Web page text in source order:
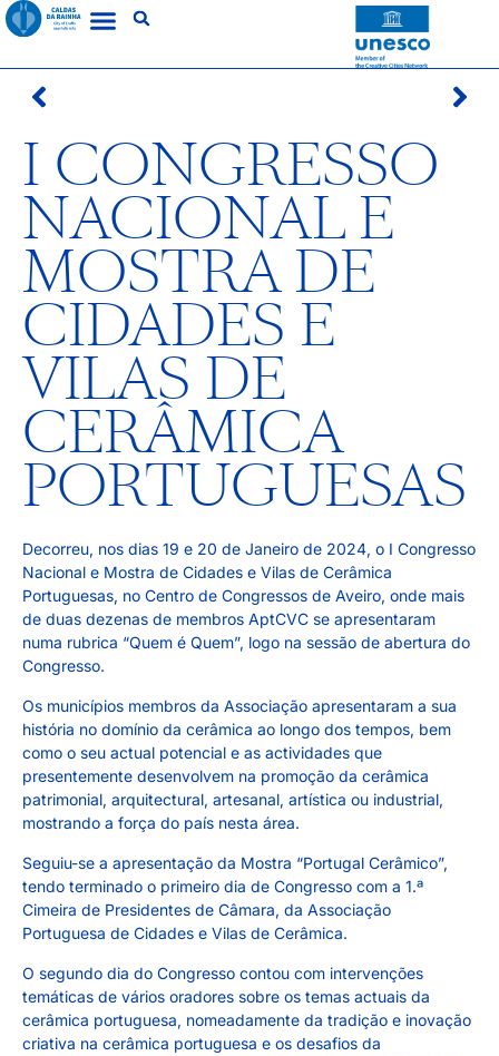
I CONGRESSO
NACIONAL E
MOSTRA DE
CIDADES E
VILAS DE
CERÂMICA
PORTUGUESAS
Decorreu, nos dias 19 e 20 de Janeiro de 2024, o I Congresso
Nacional e Mostra de Cidades e Vilas de Cerâmica
Portuguesas, no Centro de Congressos de Aveiro, onde mais
de duas dezenas de membros AptCVC se apresentaram
numa rubrica “Quem é Quem”, logo na sessão de abertura do
Congresso.
Os municípios membros da Associação apresentaram a sua
história no domínio da cerâmica ao longo dos tempos, bem
como o seu actual potencial e as actividades que
presentemente desenvolvem na promoção da cerâmica
patrimonial, arquitectural, artesanal, artística ou industrial,
mostrando a força do país nesta área.
Seguiu-se a apresentação da Mostra “Portugal Cerâmico”,
tendo terminado o primeiro dia de Congresso com a 1.ª
Cimeira de Presidentes de Câmara, da Associação
Portuguesa de Cidades e Vilas de Cerâmica.
O segundo dia do Congresso contou com intervenções
temáticas de vários oradores sobre os temas actuais da
cerâmica portuguesa, nomeadamente da tradição e inovação
criativa na cerâmica portuguesa e os desafios da